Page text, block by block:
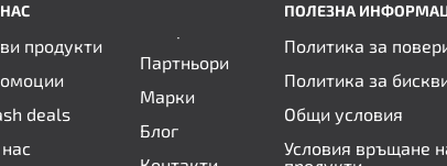
продукти
deals
Партньори
Марки
Блог
ПОЛЕЗНА
Политика за
Политика за
Общи условия
Условия връщане